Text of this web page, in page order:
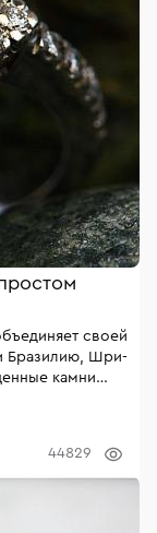
своей
Бразилию, Шри-
камни
от других
с этими
никогда не
44829